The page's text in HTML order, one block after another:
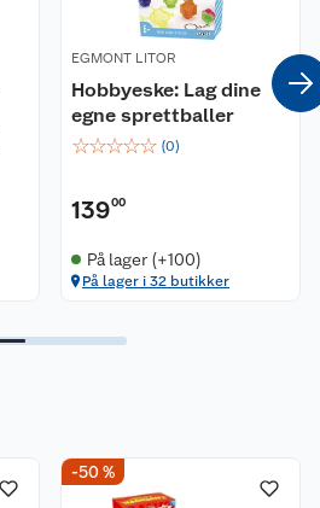
EGMONT LITOR
Hobbyeske: Lag dine
egne sprettballer
☆☆☆☆☆ (0)
13900
På lager (+100)
På lager i 32 butikker
-50 %